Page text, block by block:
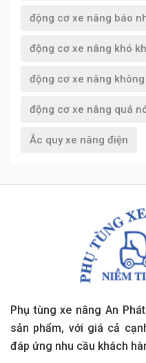
động cơ xe nâng báo
động cơ xe nâng khó
động cơ xe nâng không
động cơ xe nâng quá
Ắc quy xe nâng điện
Phụ tùng xe nâng An
sản phẩm, với giá cả
đáp ứng nhu cầu khách